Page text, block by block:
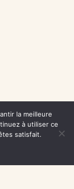
la meilleure
à utiliser ce
satisfait.